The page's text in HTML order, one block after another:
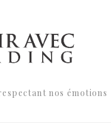
nos émotions